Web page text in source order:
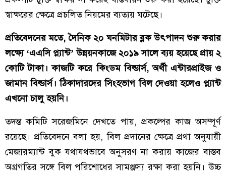
স্বাক্ষরের ক্ষেত্রে প্রচলিত নিয়মের ব্যত্যয় ঘটেছে।
প্রতিবেদনের মতে, দৈনিক ২০ ঘনমিটার ব্লক উৎপাদন শুরু করার
লক্ষ্যে ‘এএসি প্ল্যান্ট’ উন্নয়নকাজে ২০১৯ সালে ব্যয় হয়েছে প্রায় ২
কোটি টাকা। কাজটি করে কিংডম বিল্ডার্স, অর্থী এন্টারপ্রাইজ ও
জামান বিল্ডার্স। ঠিকাদারদের সিংহভাগ বিল দেওয়া হলেও প্ল্যান্ট
এখনো চালু হয়নি।
তদন্ত কমিটি সরেজমিনে দেখতে পায়, প্রকল্পের কাজ অসম্পূর্ণ
রয়েছে। প্রতিবেদনে বলা হয়, বিল প্রদানের ক্ষেত্রে প্রথা অনুযায়ী
মেজারম্যান্ট বুক যথাযথভাবে অনুসরণ না করায় কাজের বাস্তব
অগ্রগতির সঙ্গে বিল পরিশোধের সামঞ্জস্য রক্ষা করা হয়নি। উচ্চ